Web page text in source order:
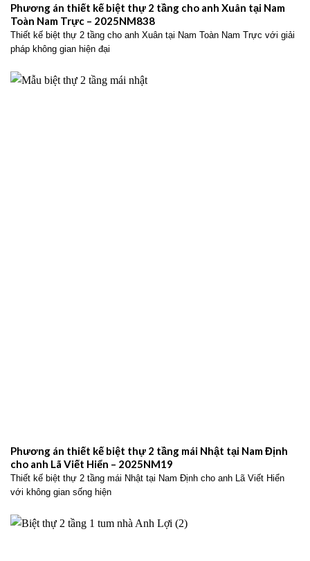
Phương án thiết kế biệt thự 2 tầng cho anh Xuân tại Nam
Toàn Nam Trực – 2025NM838
Thiết kế biệt thự 2 tầng cho anh Xuân tại Nam Toàn Nam Trực với giải
pháp không gian hiện đại
Phương án thiết kế biệt thự 2 tầng mái Nhật tại Nam Định
cho anh Lã Viết Hiển – 2025NM19
Thiết kế biệt thự 2 tầng mái Nhật tại Nam Định cho anh Lã Viết Hiển
với không gian sống hiện